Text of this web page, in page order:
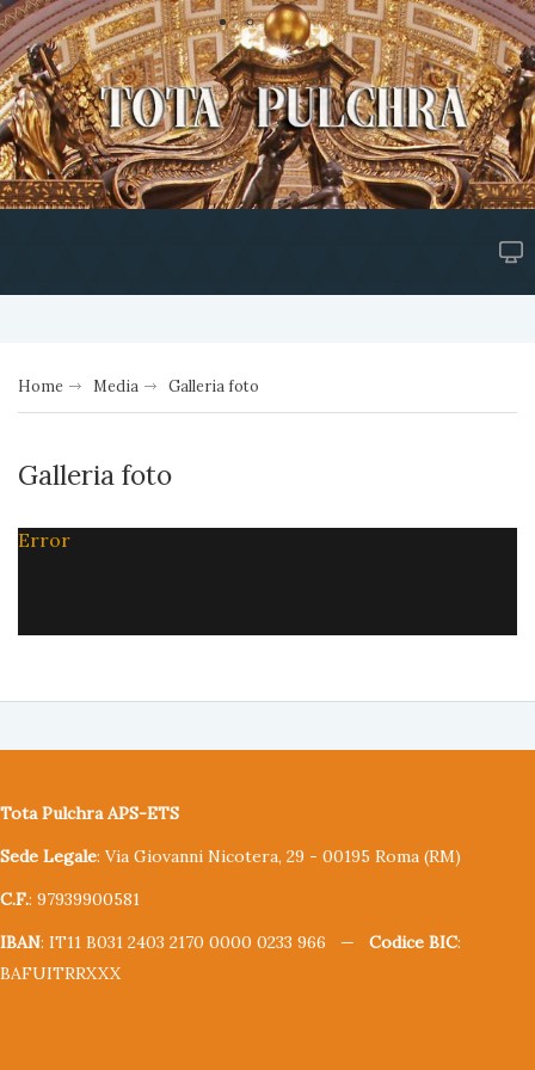
Home Media Galleria foto
Galleria foto
Error
Tota Pulchra APS-ETS
Sede Legale: Via Giovanni Nicotera, 29 - 00195 Roma (RM)
C.F.: 97939900581
IBAN: IT11 B031 2403 2170 0000 0233 966 — Codice BIC:
BAFUITRRXXX